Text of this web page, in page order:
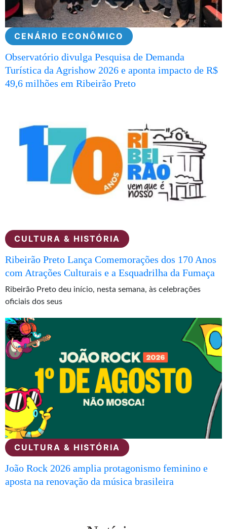
CENÁRIO ECONÔMICO
Observatório divulga Pesquisa de Demanda
Turística da Agrishow 2026 e aponta impacto de R$
49,6 milhões em Ribeirão Preto
CULTURA & HISTÓRIA
Ribeirão Preto Lança Comemorações dos 170 Anos
com Atrações Culturais e a Esquadrilha da Fumaça
Ribeirão Preto deu início, nesta semana, às celebrações
oficiais dos seus
CULTURA & HISTÓRIA
João Rock 2026 amplia protagonismo feminino e
aposta na renovação da música brasileira